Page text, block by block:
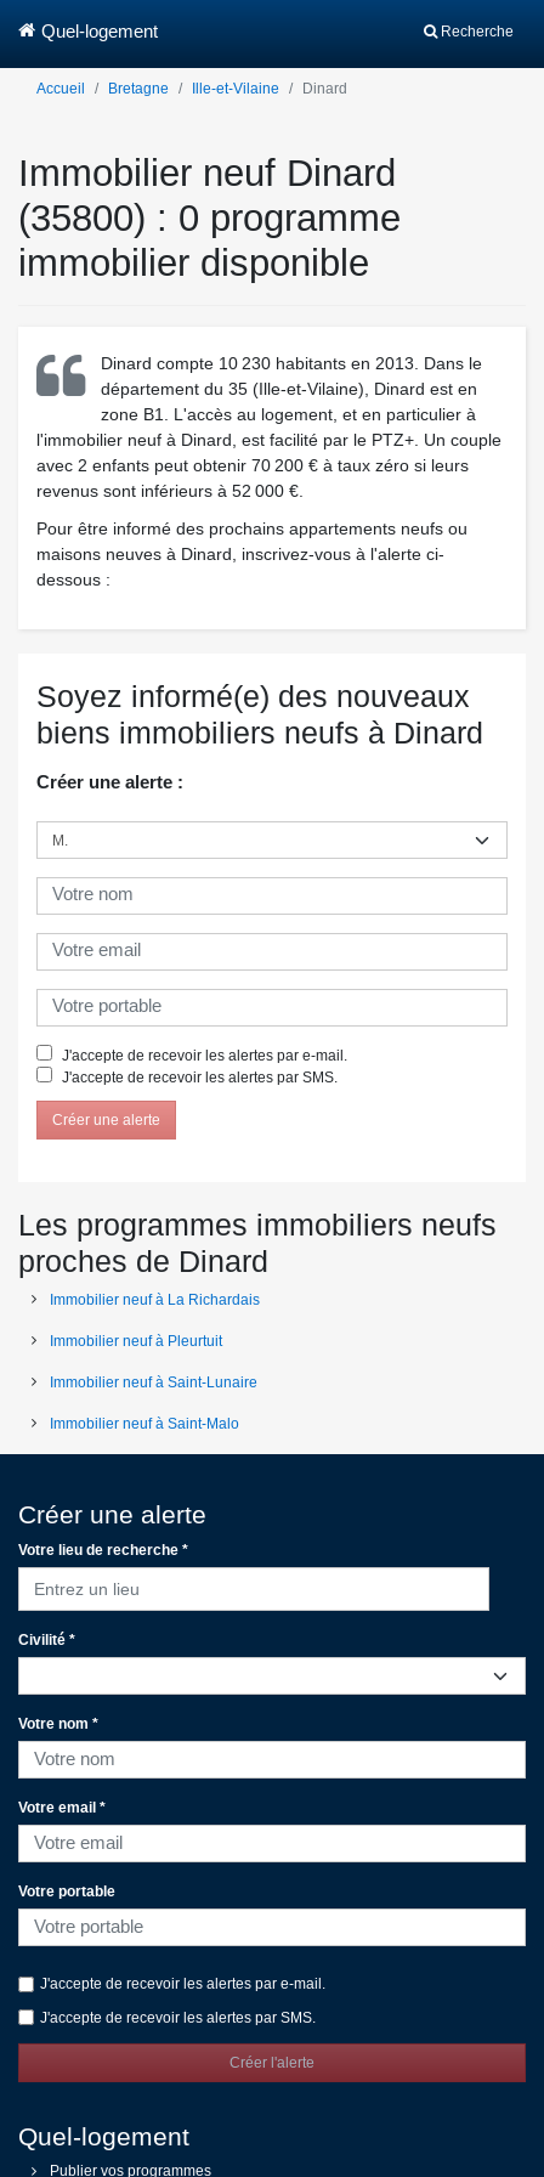
Recherche
Quel-logement
Accueil Bretagne Ille-et-Vilaine Dinard
Immobilier neuf Dinard
(35800) : 0 programme
immobilier disponible
Dinard compte 10 230 habitants en 2013. Dans le
département du 35 (Ille-et-Vilaine), Dinard est en
zone B1. L'accès au logement, et en particulier à
l'immobilier neuf à Dinard, est facilité par le PTZ+. Un couple
avec 2 enfants peut obtenir 70 200 € à taux zéro si leurs
revenus sont inférieurs à 52 000 €.
Pour être informé des prochains appartements neufs ou
maisons neuves à Dinard, inscrivez-vous à l'alerte ci-
dessous :
Soyez informé(e) des nouveaux
biens immobiliers neufs à Dinard
Créer une alerte :
J'accepte de recevoir les alertes par e-mail.
J'accepte de recevoir les alertes par SMS.
Créer une alerte
Les programmes immobiliers neufs
proches de Dinard
Immobilier neuf à La Richardais
Immobilier neuf à Pleurtuit
Immobilier neuf à Saint-Lunaire
Immobilier neuf à Saint-Malo
Créer une alerte
Votre lieu de recherche *
Entrez un lieu
Civilité *
Votre nom *
Votre email *
Votre portable
J'accepte de recevoir les alertes par e-mail.
J'accepte de recevoir les alertes par SMS.
Créer l'alerte
Quel-logement
Publier vos programmes